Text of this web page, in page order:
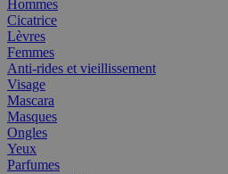
Hommes
Cicatrice
Lèvres
Femmes
Anti-rides et vieillissement
Visage
Mascara
Masques
Ongles
Yeux
Parfumes